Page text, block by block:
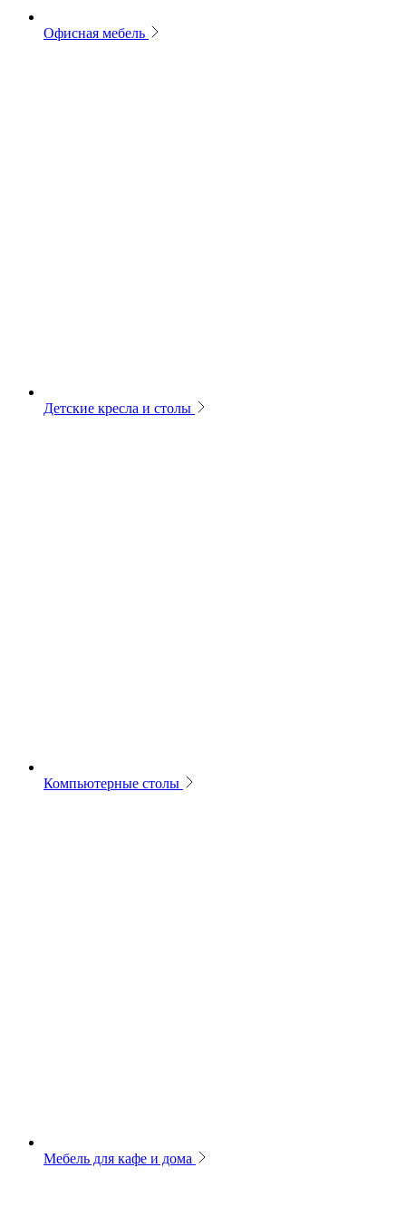
Офисная мебель
Детские кресла и столы
Компьютерные столы
Мебель для кафе и дома